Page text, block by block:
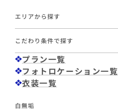
エリアから探す
こだわり条件で探す
プラン一覧
フォトロケーション一覧
衣装一覧
白無垢